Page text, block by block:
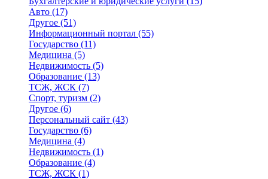
Авто (17)
Другое (51)
Информационный портал (55)
Государство (11)
Медицина (5)
Недвижимость (5)
Образование (13)
ТСЖ, ЖСК (7)
Спорт, туризм (2)
Другое (6)
Персональный сайт (43)
Государство (6)
Медицина (4)
Недвижимость (1)
Образование (4)
ТСЖ, ЖСК (1)